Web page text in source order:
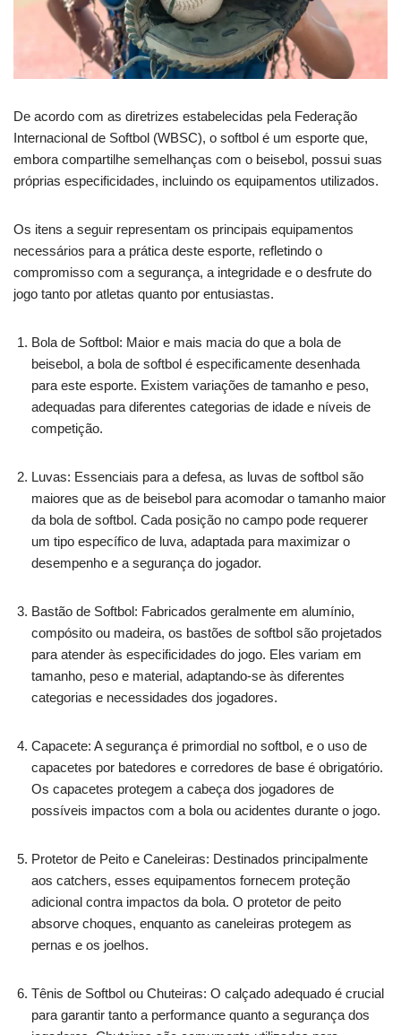
De acordo com as diretrizes estabelecidas pela Federação
Internacional de Softbol (WBSC), o softbol é um esporte que,
embora compartilhe semelhanças com o beisebol, possui suas
próprias especificidades, incluindo os equipamentos utilizados.
Os itens a seguir representam os principais equipamentos
necessários para a prática deste esporte, refletindo o
compromisso com a segurança, a integridade e o desfrute do
jogo tanto por atletas quanto por entusiastas.
Bola de Softbol: Maior e mais macia do que a bola de
beisebol, a bola de softbol é especificamente desenhada
para este esporte. Existem variações de tamanho e peso,
adequadas para diferentes categorias de idade e níveis de
competição.
Luvas: Essenciais para a defesa, as luvas de softbol são
maiores que as de beisebol para acomodar o tamanho maior
da bola de softbol. Cada posição no campo pode requerer
um tipo específico de luva, adaptada para maximizar o
desempenho e a segurança do jogador.
Bastão de Softbol: Fabricados geralmente em alumínio,
compósito ou madeira, os bastões de softbol são projetados
para atender às especificidades do jogo. Eles variam em
tamanho, peso e material, adaptando-se às diferentes
categorias e necessidades dos jogadores.
Capacete: A segurança é primordial no softbol, e o uso de
capacetes por batedores e corredores de base é obrigatório.
Os capacetes protegem a cabeça dos jogadores de
possíveis impactos com a bola ou acidentes durante o jogo.
Protetor de Peito e Caneleiras: Destinados principalmente
aos catchers, esses equipamentos fornecem proteção
adicional contra impactos da bola. O protetor de peito
absorve choques, enquanto as caneleiras protegem as
pernas e os joelhos.
Tênis de Softbol ou Chuteiras: O calçado adequado é crucial
para garantir tanto a performance quanto a segurança dos